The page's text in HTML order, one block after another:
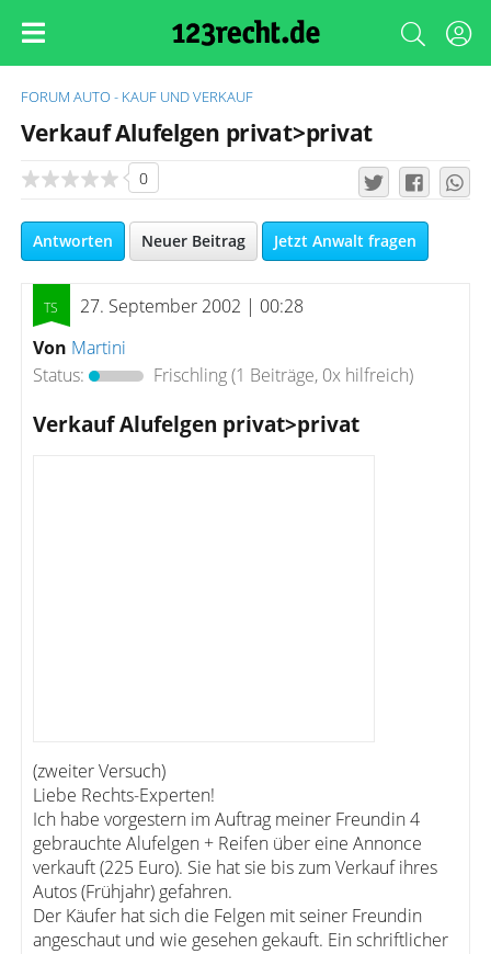
FORUM AUTO - KAUF UND VERKAUF
Verkauf Alufelgen privat>privat
0
Antworten Neuer Beitrag Jetzt Anwalt fragen
27. September 2002 | 00:28
Von Martini
Status:
Frischling(1 Beiträge, 0x hilfreich)
Verkauf Alufelgen privat>privat
(zweiter Versuch)
Liebe Rechts-Experten!
Ich habe vorgestern im Auftrag meiner Freundin 4
gebrauchte Alufelgen + Reifen über eine Annonce
verkauft (225 Euro). Sie hat sie bis zum Verkauf ihres
Autos (Frühjahr) gefahren.
Der Käufer hat sich die Felgen mit seiner Freundin
angeschaut und wie gesehen gekauft. Ein schriftlicher